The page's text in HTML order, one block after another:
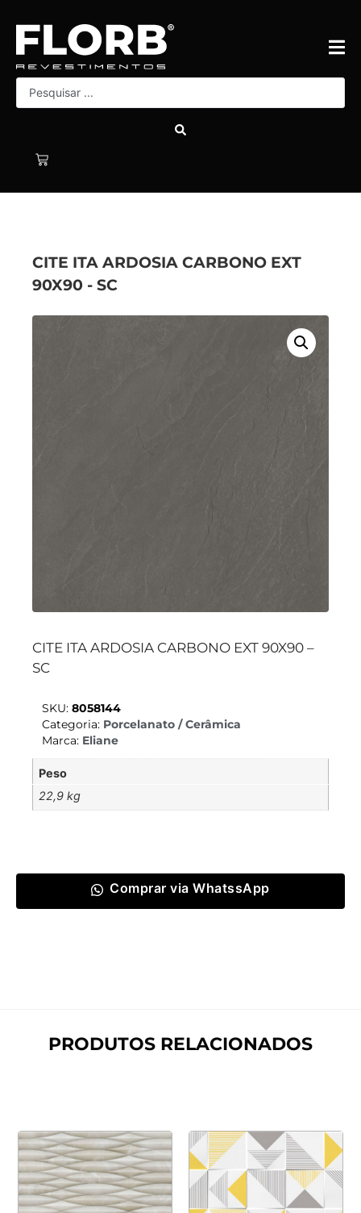
CITE ITA ARDOSIA CARBONO EXT
90X90 - SC
CITE ITA ARDOSIA CARBONO EXT 90X90 –
SC
SKU: 8058144
Categoria: Porcelanato / Cerâmica
Marca: Eliane
Peso
22,9 kg
Comprar via WhatssApp
PRODUTOS RELACIONADOS